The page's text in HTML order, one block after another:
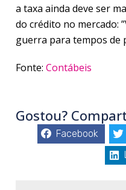
a taxa ainda deve ser
do crédito no mercado:
guerra para tempos de
Fonte: Contábeis
Gostou?
Facebook